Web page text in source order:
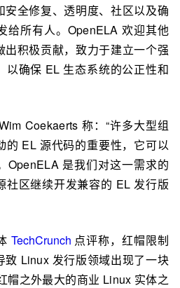
安全修复、透明度、社区以及确
给所有人。OpenELA 欢迎其他
积极贡献，致力于建立一个强
以确保 EL 生态系统的公正性和
Coekaerts 称：“许多大型组
的 EL 源代码的重要性，它可以
OpenELA 是我们对这一需求的
社区继续开发兼容的 EL 发行版
TechCrunch 点评称，红帽限制
致 Linux 发行版领域出现了一块
帽之外最大的商业 Linux 实体之